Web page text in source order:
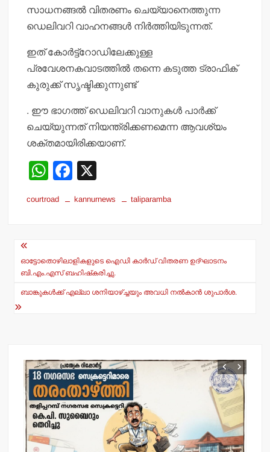
സാധനങ്ങല്‍ വിതരണം ചെയ്യാനെത്തുന്ന
ഡെലിവറി വാഹനങ്ങള്‍ നിര്‍ത്തിയിടുന്നത്.
ഇത് കോര്‍ട്ട്‌റോഡിലേക്കുള്ള
പ്രവേശനകവാടത്തില്‍ തന്നെ കടുത്ത ട്രാഫിക്
കുരുക്ക് സൃഷ്ടിക്കുന്നുണ്ട്
. ഈ ഭാഗത്ത് ഡെലിവറി വാനുകള്‍ പാര്‍ക്ക്
ചെയ്യുന്നത് നിയന്ത്രിക്കണമെന്ന ആവശ്യം
ശക്തമായിരിക്കയാണ്.
W
h
at
p
p
F
a
c
o
o
courtroad kannurnews taliparamba
Post
navigation
ഓട്ടോതൊഴിലാളികളുടെ ഐഡി കാര്‍ഡ് വിതരണ ഉദ്ഘാടനം
ബി.എം.എസ് ബഹിഷ്‌കരിച്ചു.
ബാങ്കുകള്‍ക്ക് എല്ലാ ശനിയാഴ്ച്ചയും അവധി നല്‍കാന്‍ ശുപാര്‍ശ.